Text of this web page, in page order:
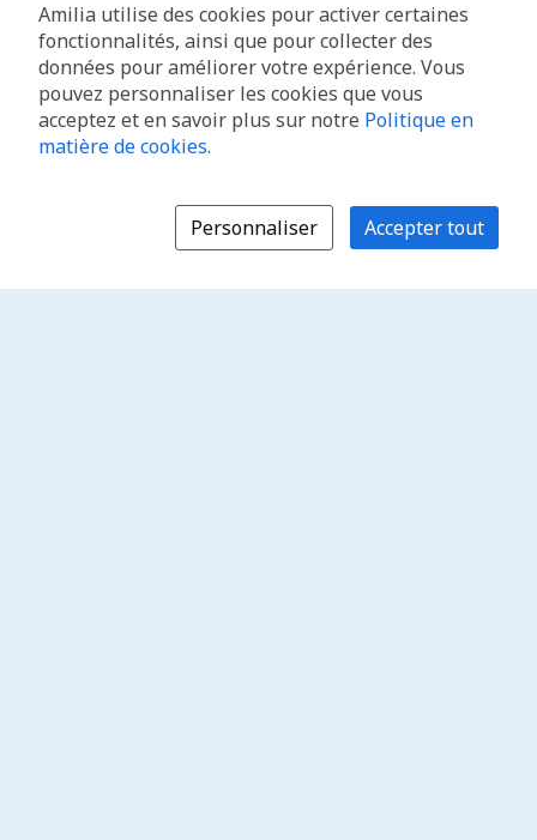
Amilia utilise des cookies pour activer certaines
fonctionnalités, ainsi que pour collecter des
données pour améliorer votre expérience. Vous
pouvez personnaliser les cookies que vous
acceptez et en savoir plus sur notre Politique en
matière de cookies.
Personnaliser Accepter tout